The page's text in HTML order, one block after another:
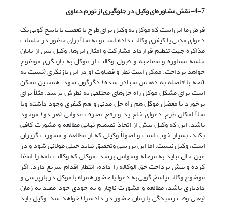
4-7- نقش مشاوره‌ای وکیل در جلوگیری از تورم دعاوی
فرض ما این است که موکل به وکیل برای طرح یا تعقیب یا پاسخ گویی یک
دعوای مدنی یا کیفری وکالت داده است و نه مثلاً برای حضور در جلسات
مذاکره جهت تنظیم قرارداد مشارکت و امثال این‌ها. وکیل پس از پایان
جلسه مشاوره و مصاحبه و قبول وکالت از موکل به بازنگری موضوع
خواهد پرداخت. ممکن است نظر و قضاوت او در این بازنگری (نسبت به
آنچه بلافاصله به ذهنش متبادر شده) دگرگون شود. همچنین ممکن
است برای مشکل موکل راه حل‌های مختلفی به نظرش برسد. مثلاً برای
برخورد با معضل موکل هم راه حل مدنی و هم کیفری وجود داشته ویا
مثلاً امکان طرح دعوای خلع ید و رفع تصرف عدوانی (هر دو) موجود
باشد. این که وکیل پیش از اتخاذ تصمیم نهایی مطالعه و مشورت کافی
بکند، بسیار خوب است و اصولاً وکیلی که از مطالعه و مشورت گریزان
است، وکیل نیست. اما این بررسی وتحقیق نباید خیلی طولانی شود و در
عین حال نباید به مرحله وسواس برسد. موکلی که وکالت نامه را امضا
کرده و پیش پرداخت حق الوکاله را داده، انتظار اقدام سریع دارد. اگر
موضوع وکالت پاسخ گویی به دعوا یا حضور همراه با موکل در بازپرسی و
دادیاری باشد، مطالعه و مشورت ناچار و به خودی خود مقید به زمان
(یعنی وقت رسیدگی یا زمان حضور در دادسرا) خواهد شد. وکیل باید